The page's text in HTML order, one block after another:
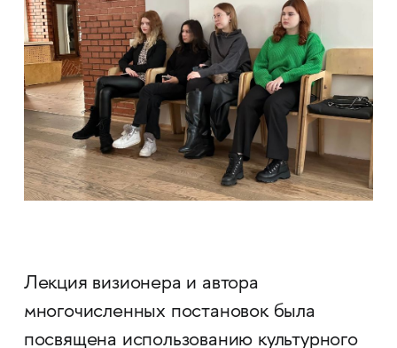
Лекция визионера и автора
многочисленных постановок была
посвящена использованию культурного